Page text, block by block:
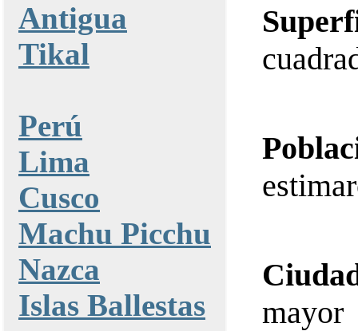
Antigua
Tikal
Perú
Lima
Cusco
Machu Picchu
Nazca
Islas Ballestas
mayor